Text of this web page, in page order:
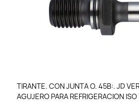
TIRANTE. CON JUNTA O. 45B:. JD VERSION CON
AGUJERO PARA REFRIGERACION